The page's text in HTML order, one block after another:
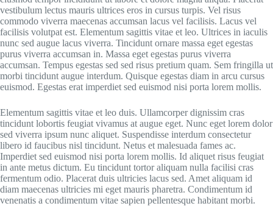
vestibulum lectus mauris ultrices eros in cursus turpis. Vel risus
commodo viverra maecenas accumsan lacus vel facilisis. Lacus vel
facilisis volutpat est. Elementum sagittis vitae et leo. Ultrices in iaculis
nunc sed augue lacus viverra. Tincidunt ornare massa eget egestas
purus viverra accumsan in. Massa eget egestas purus viverra
accumsan. Tempus egestas sed sed risus pretium quam. Sem fringilla ut
morbi tincidunt augue interdum. Quisque egestas diam in arcu cursus
euismod. Egestas erat imperdiet sed euismod nisi porta lorem mollis.
Elementum sagittis vitae et leo duis. Ullamcorper dignissim cras
tincidunt lobortis feugiat vivamus at augue eget. Nunc eget lorem dolor
sed viverra ipsum nunc aliquet. Suspendisse interdum consectetur
libero id faucibus nisl tincidunt. Netus et malesuada fames ac.
Imperdiet sed euismod nisi porta lorem mollis. Id aliquet risus feugiat
in ante metus dictum. Eu tincidunt tortor aliquam nulla facilisi cras
fermentum odio. Placerat duis ultricies lacus sed. Amet aliquam id
diam maecenas ultricies mi eget mauris pharetra. Condimentum id
venenatis a condimentum vitae sapien pellentesque habitant morbi.